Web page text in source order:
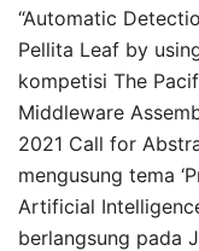
“Automatic
Pellita Leaf by
kompetisi The
Middleware
2021 Call for
mengusung tema
Artificial
berlangsung pada